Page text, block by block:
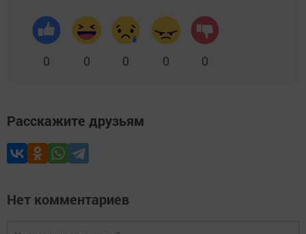
0 0 0 0 0
Расскажите друзьям
Нет комментариев